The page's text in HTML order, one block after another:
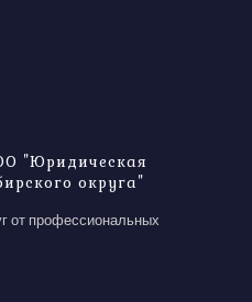
"Юридическая
округа"
от профессиональных